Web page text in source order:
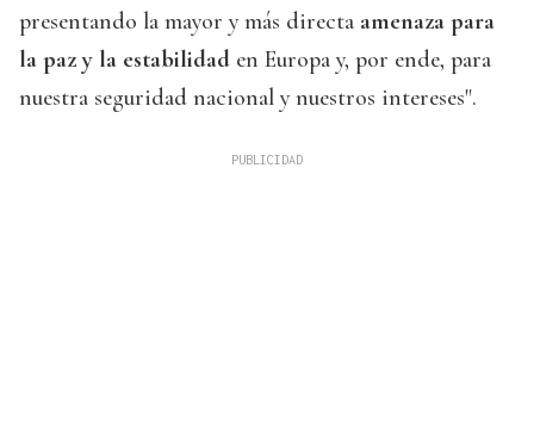
presentando la mayor y más directa amenaza para
la paz y la estabilidad en Europa y, por ende, para
nuestra seguridad nacional y nuestros intereses".